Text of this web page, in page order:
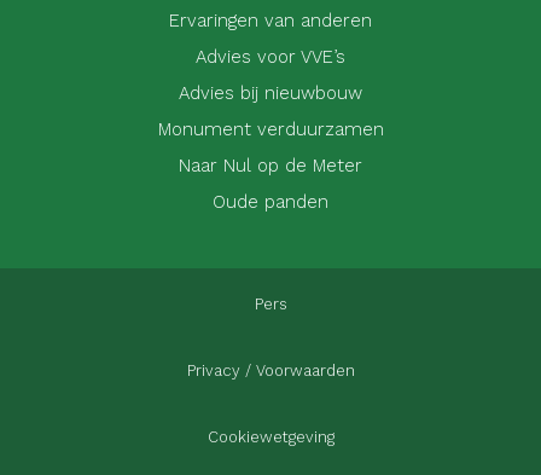
Ervaringen van anderen
Advies voor VVE’s
Advies bij nieuwbouw
Monument verduurzamen
Naar Nul op de Meter
Oude panden
Pers
Privacy / Voorwaarden
Cookiewetgeving